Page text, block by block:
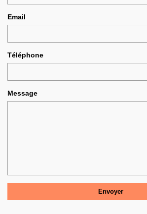
Email
Téléphone
Message